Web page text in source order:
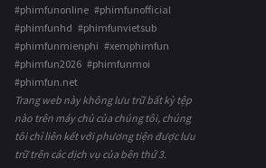
#phimfunonline #phimfunofficial
#phimfunhd #phimfunvietsub
#phimfunmienphi #xemphimfun
#phimfun2026 #phimfunmoi
#phimfun.net
Trang web này không lưu trữ bất kỳ tệp
nào trên máy chủ của chúng tôi, chúng
tôi chỉ liên kết với phương tiện được lưu
trữ trên các dịch vụ của bên thứ 3.